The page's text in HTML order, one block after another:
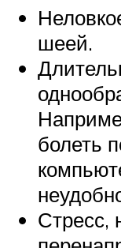
шеей.
болеть
Стресс,